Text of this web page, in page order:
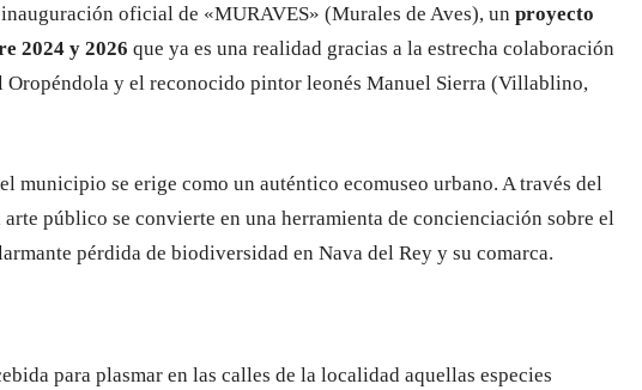
oficial de «MURAVES» (Murales de Aves), un proyecto
2024 y 2026 que ya es una realidad gracias a la estrecha colaboración
y el reconocido pintor leonés Manuel Sierra (Villablino,
municipio se erige como un auténtico ecomuseo urbano. A través del
público se convierte en una herramienta de concienciación sobre el
pérdida de biodiversidad en Nava del Rey y su comarca.
para plasmar en las calles de la localidad aquellas especies